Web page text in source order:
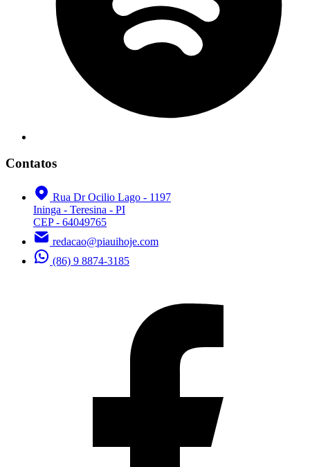
Contatos
Rua Dr Ocilio Lago - 1197
Ininga - Teresina - PI
CEP - 64049765
redacao@piauihoje.com
(86) 9 8874-3185